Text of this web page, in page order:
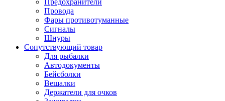
Провода
Фары противотуманные
Сигналы
Шнуры
Сопутствующий товар
Для рыбалки
Автодокументы
Бейсболки
Вешалки
Держатели для очков